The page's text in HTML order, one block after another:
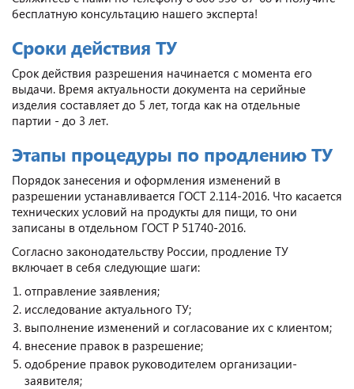
бесплатную консультацию нашего эксперта!
Сроки действия ТУ
Срок действия разрешения начинается с момента его
выдачи. Время актуальности документа на серийные
изделия составляет до 5 лет, тогда как на отдельные
партии - до 3 лет.
Этапы процедуры по продлению ТУ
Порядок занесения и оформления изменений в
разрешении устанавливается ГОСТ 2.114-2016. Что касается
технических условий на продукты для пищи, то они
записаны в отдельном ГОСТ Р 51740-2016.
Согласно законодательству России, продление ТУ
включает в себя следующие шаги:
отправление заявления;
исследование актуального ТУ;
выполнение изменений и согласование их с клиентом;
внесение правок в разрешение;
одобрение правок руководителем организации-
заявителя;